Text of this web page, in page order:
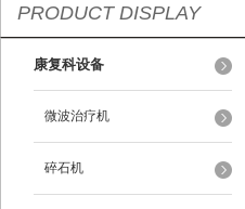
PRODUCT DISPLAY
康复科设备
微波治疗机
碎石机